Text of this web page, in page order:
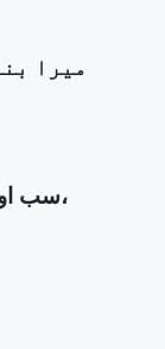
میرا
سب اولیاء باراتی کیاخوب ہے نظارہ،